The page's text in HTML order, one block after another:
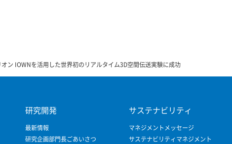
ン IOWNを活用した世界初のリアルタイム3D空間伝送実験に成功
研究開発
最新情報
研究企画部門長ごあいさつ
サステナビリティ
マネジメントメッセージ
サステナビリティマネジメント